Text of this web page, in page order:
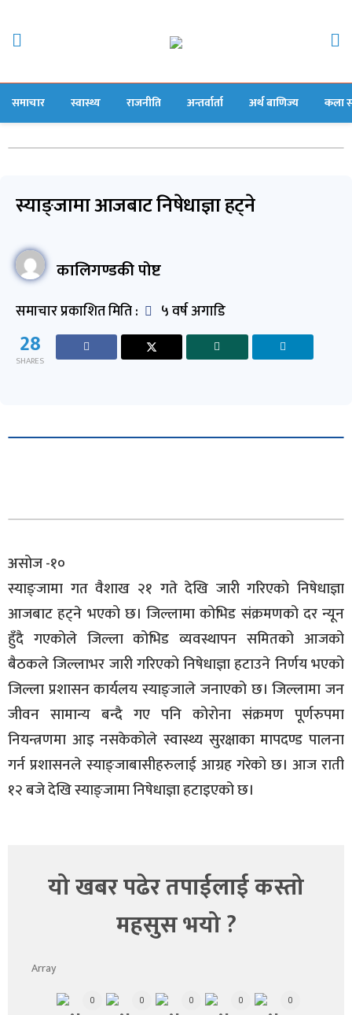
समाचार स्वास्थ्य राजनीति अन्तर्वार्ता अर्थ बाणिज्य कला
स्याङ्जामा आजबाट निषेधाज्ञा हट्ने
कालिगण्डकी पोष्ट
समाचार प्रकाशित मिति : ५ वर्ष अगाडि
28
SHARES
असोज -१०
स्याङ्जामा गत वैशाख २१ गते देखि जारी गरिएको निषेधाज्ञा
आजबाट हट्ने भएको छ। जिल्लामा कोभिड संक्रमणको दर न्यून
हुँदै गएकोले जिल्ला कोभिड व्यवस्थापन समितको आजको
बैठकले जिल्लाभर जारी गरिएको निषेधाज्ञा हटाउने निर्णय भएको
जिल्ला प्रशासन कार्यलय स्याङ्जाले जनाएको छ। जिल्लामा जन
जीवन सामान्य बन्दै गए पनि कोरोना संक्रमण पूर्णरुपमा
नियन्त्रणमा आइ नसकेकोले स्वास्थ्य सुरक्षाका मापदण्ड पालना
गर्न प्रशासनले स्याङ्जाबासीहरुलाई आग्रह गरेको छ। आज राती
१२ बजे देखि स्याङ्जामा निषेधाज्ञा हटाइएको छ।
यो खबर पढेर तपाईलाई कस्तो
महसुस भयो ?
Array
0 0 0 0 0